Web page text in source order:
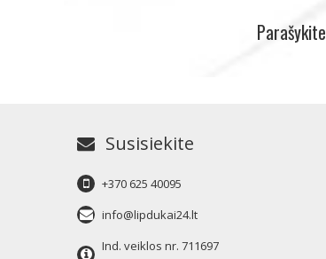
Parašykite
Susisiekite
+370 625 40095
info@lipdukai24.lt
Ind. veiklos nr. 711697